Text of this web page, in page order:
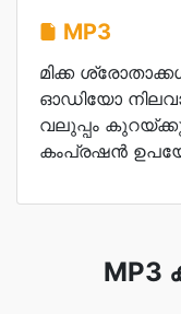
MP3
മിക്ക
ഓഡിയോ
വലുപ്പം
കംപ്രഷൻ